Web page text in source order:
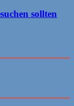
sollten